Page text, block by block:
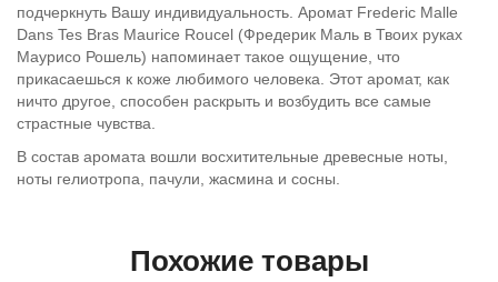
подчеркнуть Вашу индивидуальность. Аромат Frederic Malle
Dans Tes Bras Maurice Roucel (Фредерик Маль в Твоих руках
Маурисо Рошель) напоминает такое ощущение, что
прикасаешься к коже любимого человека. Этот аромат, как
ничто другое, способен раскрыть и возбудить все самые
страстные чувства.
В состав аромата вошли восхитительные древесные ноты,
ноты гелиотропа, пачули, жасмина и сосны.
Похожие товары